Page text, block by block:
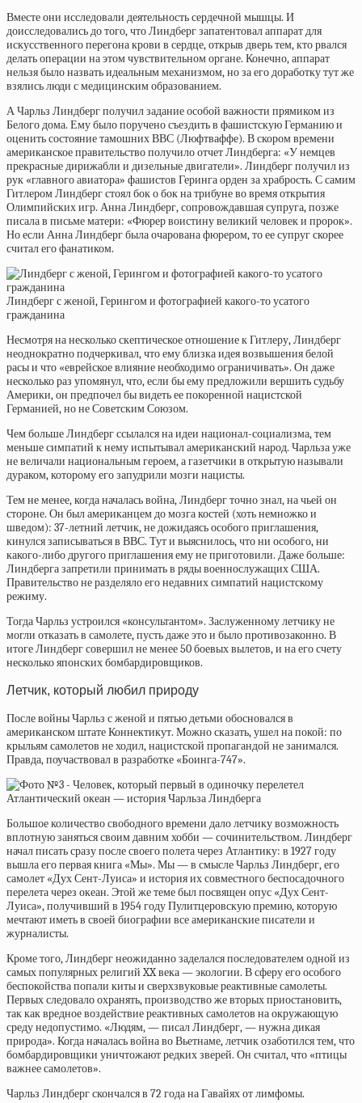
Вместе они исследовали деятельность сердечной мышцы. И
доисследовались до того, что Линдберг запатентовал аппарат для
искусственного перегона крови в сердце, открыв дверь тем, кто рвался
делать операции на этом чувствительном органе. Конечно, аппарат
нельзя было назвать идеальным механизмом, но за его доработку тут же
взялись люди с медицинским образованием.
А Чарльз Линдберг получил задание особой важности прямиком из
Белого дома. Ему было поручено съездить в фашистскую Германию и
оценить состояние тамошних ВВС (Люфтваффе). В скором времени
американское правительство получило отчет Линдберга: «У немцев
прекрасные дирижабли и дизельные двигатели». Линдберг получил из
рук «главного авиатора» фашистов Геринга орден за храбрость. С самим
Гитлером Линдберг стоял бок о бок на трибуне во время открытия
Олимпийских игр. Анна Линдберг, сопровождавшая супруга, позже
писала в письме матери: «Фюрер воистину великий человек и пророк».
Но если Анна Линдберг была очарована фюрером, то ее супруг скорее
считал его фанатиком.
Линдберг с женой, Герингом и фотографией какого-то усатого
гражданина
Несмотря на несколько скептическое отношение к Гитлеру, Линдберг
неоднократно подчеркивал, что ему близка идея возвышения белой
расы и что «еврейское влияние необходимо ограничивать». Он даже
несколько раз упомянул, что, если бы ему предложили вершить судьбу
Америки, он предпочел бы видеть ее покоренной нацистской
Германией, но не Советским Союзом.
Чем больше Линдберг ссылался на идеи национал-социализма, тем
меньше симпатий к нему испытывал американский народ. Чарльза уже
не величали национальным героем, а газетчики в открытую называли
дураком, которому его запудрили мозги нацисты.
Тем не менее, когда началась война, Линдберг точно знал, на чьей он
стороне. Он был американцем до мозга костей (хоть немножко и
шведом): 37-летний летчик, не дожидаясь особого приглашения,
кинулся записываться в ВВС. Тут и выяснилось, что ни особого, ни
какого-либо другого приглашения ему не приготовили. Даже больше:
Линдберга запретили принимать в ряды военнослужащих США.
Правительство не разделяло его недавних симпатий нацистскому
режиму.
Тогда Чарльз устроился «консультантом». Заслуженному летчику не
могли отказать в самолете, пусть даже это и было противозаконно. В
итоге Линдберг совершил не менее 50 боевых вылетов, и на его счету
несколько японских бомбардировщиков.
Летчик, который любил природу
После войны Чарльз с женой и пятью детьми обосновался в
американском штате Коннектикут. Можно сказать, ушел на покой: по
крыльям самолетов не ходил, нацистской пропагандой не занимался.
Правда, поучаствовал в разработке «Боинга-747».
Большое количество свободного времени дало летчику возможность
вплотную заняться своим давним хобби — сочинительством. Линдберг
начал писать сразу после своего полета через Атлантику: в 1927 году
вышла его первая книга «Мы». Мы — в смысле Чарльз Линдберг, его
самолет «Дух Сент-Луиса» и история их совместного беспосадочного
перелета через океан. Этой же теме был посвящен опус «Дух Сент-
Луиса», получивший в 1954 году Пулитцеровскую премию, которую
мечтают иметь в своей биографии все американские писатели и
журналисты.
Кроме того, Линдберг неожиданно заделался последователем одной из
самых популярных религий XX века — экологии. В сферу его особого
беспокойства попали киты и сверхзвуковые реактивные самолеты.
Первых следовало охранять, производство же вторых приостановить,
так как вредное воздействие реактивных самолетов на окружающую
среду недопустимо. «Людям, — писал Линдберг, — нужна дикая
природа». Когда началась война во Вьетнаме, летчик озаботился тем, что
бомбардировщики уничтожают редких зверей. Он считал, что «птицы
важнее самолетов».
Чарльз Линдберг скончался в 72 года на Гавайях от лимфомы.